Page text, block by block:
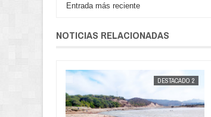
Entrada más reciente
NOTICIAS RELACIONADAS
DESTACADO 2
JORGE